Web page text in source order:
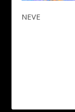
NEVE